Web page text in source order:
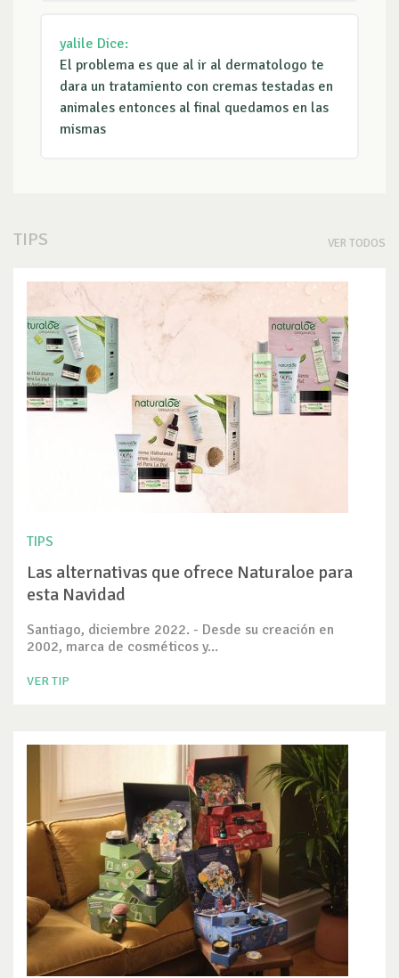
yalile Dice:
El problema es que al ir al dermatologo te
dara un tratamiento con cremas testadas en
animales entonces al final quedamos en las
mismas
TIPS VER TODOS
TIPS
Las alternativas que ofrece Naturaloe para
esta Navidad
Santiago, diciembre 2022. - Desde su creación en
2002, marca de cosméticos y...
VER TIP